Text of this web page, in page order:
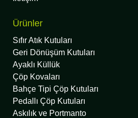
Ürünler
Sıfır Atık Kutuları
Geri Dönüşüm Kutuları
Ayaklı Küllük
Çöp Kovaları
Bahçe Tipi Çöp Kutuları
Pedallı Çöp Kutuları
Askılık ve Portmanto